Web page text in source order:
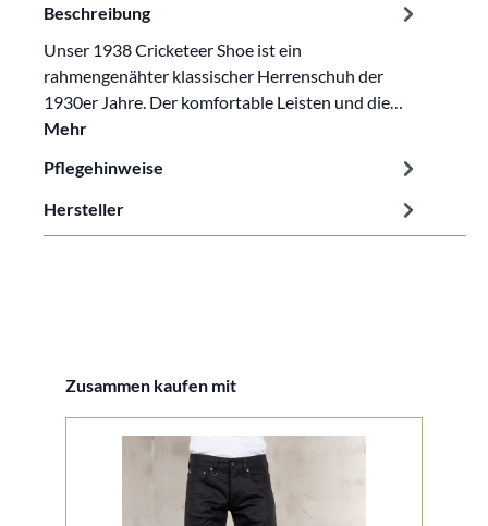
Beschreibung
Unser 1938 Cricketeer Shoe ist ein
rahmengenähter klassischer Herrenschuh der
1930er Jahre. Der komfortable Leisten und die…
Mehr
Pflegehinweise
Hersteller
Produktgalerie überspringen
Zusammen kaufen mit